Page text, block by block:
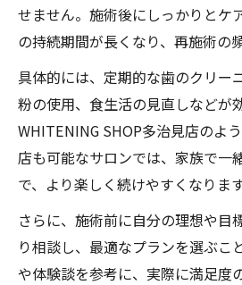
せません。施術後にしっかりとケ
の持続期間が長くなり、再施術の
具体的には、定期的な歯のクリー
粉の使用、食生活の見直しなどが
WHITENING SHOP多治見店のよ
店も可能なサロンでは、家族で一
で、より楽しく続けやすくなります
さらに、施術前に自分の理想や目
り相談し、最適なプランを選ぶこ
や体験談を参考に、実際に満足度